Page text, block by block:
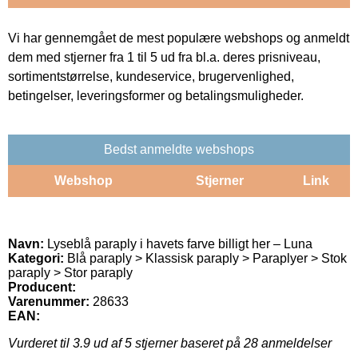
Vi har gennemgået de mest populære webshops og anmeldt
dem med stjerner fra 1 til 5 ud fra bl.a. deres prisniveau,
sortimentstørrelse, kundeservice, brugervenlighed,
betingelser, leveringsformer og betalingsmuligheder.
Bedst anmeldte webshops
Webshop Stjerner Link
Navn: Lyseblå paraply i havets farve billigt her – Luna
Kategori: Blå paraply > Klassisk paraply > Paraplyer > Stok
paraply > Stor paraply
Producent:
Varenummer: 28633
EAN:
Vurderet til 3.9 ud af 5 stjerner baseret på 28 anmeldelser